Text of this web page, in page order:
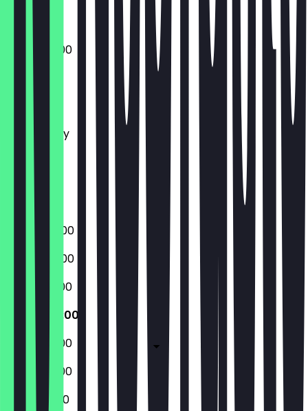
09:00 - 01:00
Monday
Tuesday
Wednesday
Thursday
Friday
Saturday
Sunday
09:00 - 23:00
09:00 - 23:00
09:00 - 01:00
09:00 - 01:00
09:00 - 01:00
10:00 - 03:00
10:00 - 01:00